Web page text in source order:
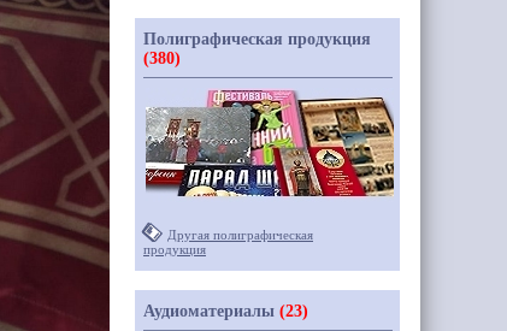
Полиграфическая продукция
(380)
Другая полиграфическая
продукция
Аудиоматериалы (23)